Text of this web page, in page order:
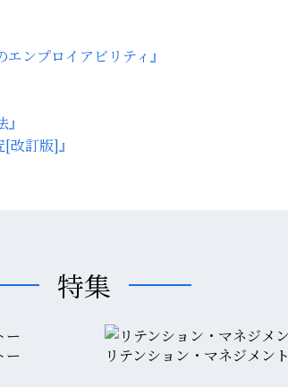
エンプロイアビリティ』
改訂版]』
特集
ー リテンション・マネジメント